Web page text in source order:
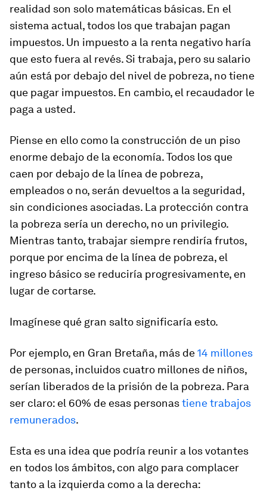
realidad son solo matemáticas básicas. En el
sistema actual, todos los que trabajan pagan
impuestos. Un impuesto a la renta negativo haría
que esto fuera al revés. Si trabaja, pero su salario
aún está por debajo del nivel de pobreza, no tiene
que pagar impuestos. En cambio, el recaudador le
paga a usted.
Piense en ello como la construcción de un piso
enorme debajo de la economía. Todos los que
caen por debajo de la línea de pobreza,
empleados o no, serán devueltos a la seguridad,
sin condiciones asociadas. La protección contra
la pobreza sería un derecho, no un privilegio.
Mientras tanto, trabajar siempre rendiría frutos,
porque por encima de la línea de pobreza, el
ingreso básico se reduciría progresivamente, en
lugar de cortarse.
Imagínese qué gran salto significaría esto.
Por ejemplo, en Gran Bretaña, más de14 millones
de personas, incluidos cuatro millones de niños,
serían liberados de la prisión de la pobreza. Para
ser claro: el 60% de esas personastiene trabajos
remunerados.
Esta es una idea que podría reunir a los votantes
en todos los ámbitos, con algo para complacer
tanto a la izquierda como a la derecha: